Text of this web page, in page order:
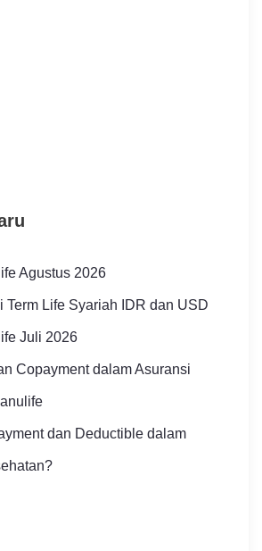
Agustus 2026
Term Life Syariah IDR dan USD
Juli 2026
Copayment dalam Asuransi
dan Deductible dalam